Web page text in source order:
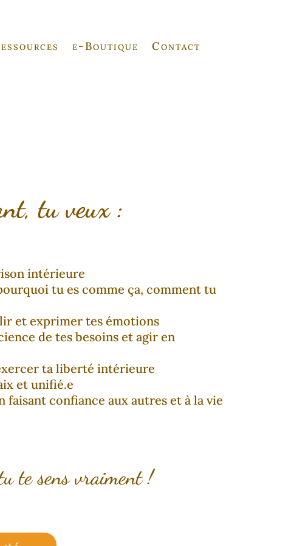
e-Boutique Contact
tu veux :
intérieure
tu es comme ça, comment tu
et exprimer tes émotions
de tes besoins et agir en
ta liberté intérieure
et unifié.e
faisant confiance aux autres et à la vie
te sens vraiment !